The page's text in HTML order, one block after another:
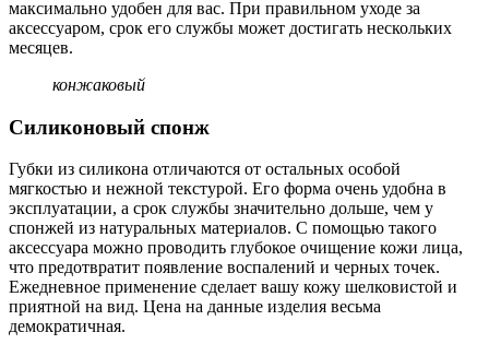
максимально удобен для вас. При правильном уходе за
аксессуаром, срок его службы может достигать нескольких
месяцев.
конжаковый
Силиконовый спонж
Губки из силикона отличаются от остальных особой
мягкостью и нежной текстурой. Его форма очень удобна в
эксплуатации, а срок службы значительно дольше, чем у
спонжей из натуральных материалов. С помощью такого
аксессуара можно проводить глубокое очищение кожи лица,
что предотвратит появление воспалений и черных точек.
Ежедневное применение сделает вашу кожу шелковистой и
приятной на вид. Цена на данные изделия весьма
демократичная.